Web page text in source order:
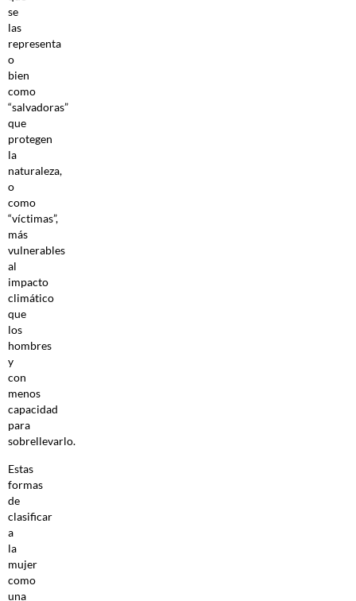
se
las
representa
o
bien
como
“salvadoras”
que
protegen
la
naturaleza,
o
como
“víctimas”,
más
vulnerables
al
impacto
climático
que
los
hombres
y
con
menos
capacidad
para
sobrellevarlo.
Estas
formas
de
clasificar
a
la
mujer
como
una